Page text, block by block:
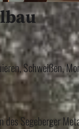
Schweißen,
Segeberger